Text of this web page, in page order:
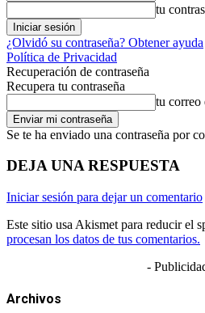
tu
¿Olvidó su contraseña? Obtener ayuda
Política de Privacidad
Recuperación de contraseña
Recupera tu contraseña
tu correo
Se te ha enviado una contraseña por
DEJA UNA RESPUESTA
Iniciar sesión para dejar un comentario
Este sitio usa Akismet para reducir el
procesan los datos de tus comentarios.
-
Archivos